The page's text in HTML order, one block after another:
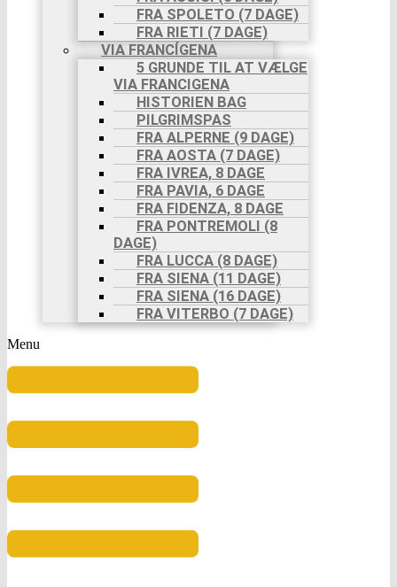
FRA SPOLETO (7 DAGE)
FRA RIETI (7 DAGE)
VIA FRANCÍGENA
5 GRUNDE TIL AT VÆLGE
VIA FRANCIGENA
HISTORIEN BAG
PILGRIMSPAS
FRA ALPERNE (9 DAGE)
FRA AOSTA (7 DAGE)
FRA IVREA, 8 DAGE
FRA PAVIA, 6 DAGE
FRA FIDENZA, 8 DAGE
FRA PONTREMOLI (8
DAGE)
FRA LUCCA (8 DAGE)
FRA SIENA (11 DAGE)
FRA SIENA (16 DAGE)
FRA VITERBO (7 DAGE)
Menu